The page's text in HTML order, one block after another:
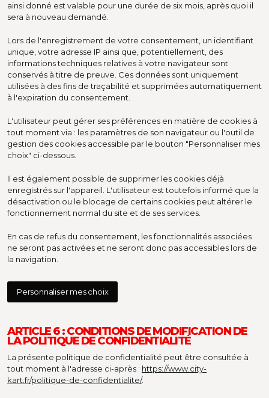
ainsi donné est valable pour une durée de six mois, après quoi il
sera à nouveau demandé.
Lors de l'enregistrement de votre consentement, un identifiant
unique, votre adresse IP ainsi que, potentiellement, des
informations techniques relatives à votre navigateur sont
conservés à titre de preuve. Ces données sont uniquement
utilisées à des fins de traçabilité et supprimées automatiquement
à l'expiration du consentement.
L'utilisateur peut gérer ses préférences en matière de cookies à
tout moment via : les paramètres de son navigateur ou l'outil de
gestion des cookies accessible par le bouton "Personnaliser mes
choix" ci-dessous.
Il est également possible de supprimer les cookies déjà
enregistrés sur l'appareil. L'utilisateur est toutefois informé que la
désactivation ou le blocage de certains cookies peut altérer le
fonctionnement normal du site et de ses services.
En cas de refus du consentement, les fonctionnalités associées
ne seront pas activées et ne seront donc pas accessibles lors de
la navigation.
Personnaliser mes choix
ARTICLE 6 : CONDITIONS DE MODIFICATION DE
LA POLITIQUE DE CONFIDENTIALITÉ
La présente politique de confidentialité peut être consultée à
tout moment à l'adresse ci-après : https://www.city-
kart.fr/politique-de-confidentialite/.